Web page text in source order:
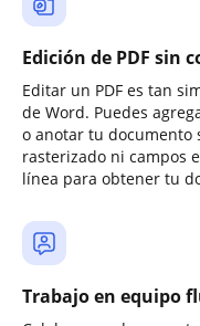
Edición de PDF sin
Editar un PDF es tan
de Word. Puedes
o anotar tu documento
rasterizado ni campos
línea para obtener tu
Trabajo en equipo